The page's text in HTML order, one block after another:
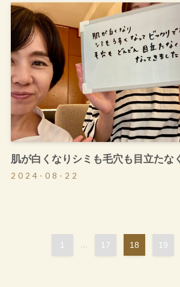
肌が白くなりシミも毛穴も目立たな
2024-08-22
1 ... 17 18 19